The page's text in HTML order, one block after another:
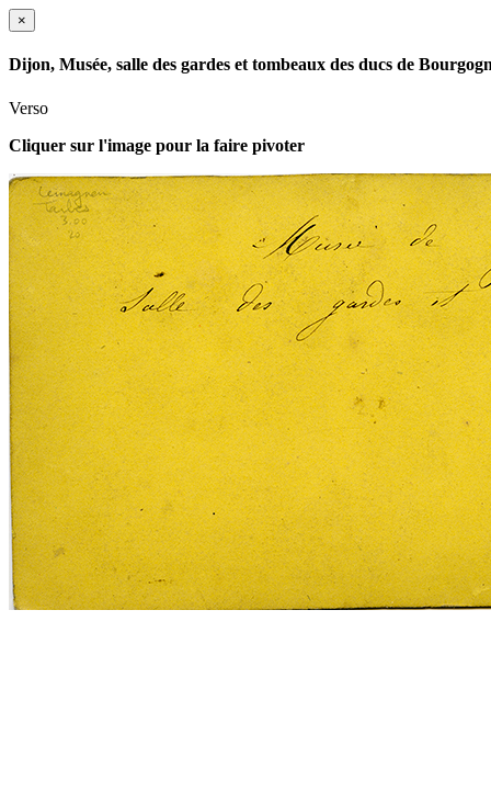
×
Dijon, Musée, salle des gardes et tombeaux des ducs de
Verso
Cliquer sur l'image pour la faire pivoter